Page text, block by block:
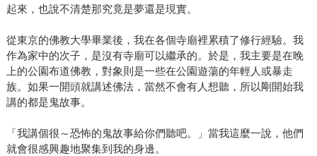
起來，也說不清楚那究竟是夢還是現實。
從東京的佛教大學畢業後，我在各個寺廟裡累積了修行經驗。我
作為家中的次子，是沒有寺廟可以繼承的。於是，我主要是在晚
上的公園布道佛教，對象則是一些在公園遊蕩的年輕人或暴走
族。如果一開頭就講述佛法，當然不會有人想聽，所以剛開始我
講的都是鬼故事。
「我講個很～恐怖的鬼故事給你們聽吧。」當我這麼一說，他們
就會很感興趣地聚集到我的身邊。